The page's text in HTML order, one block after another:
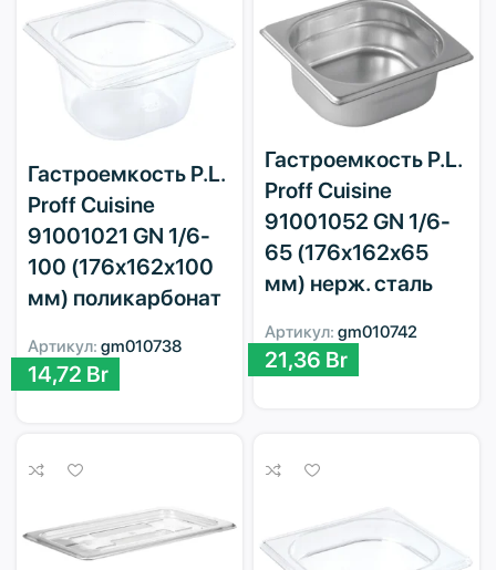
Гастроемкость P.L.
Proff Cuisine
91001021 GN 1/6-
100 (176х162х100
мм) поликарбонат
Артикул: gm010738
14,72 Br
Гастроемкость P.L.
Proff Cuisine
91001052 GN 1/6-
65 (176х162х65
мм) нерж. сталь
Артикул: gm010742
21,36 Br